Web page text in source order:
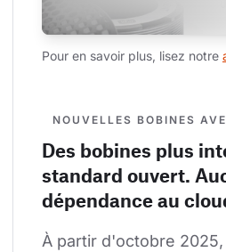
Pour en savoir plus, lisez notre
NOUVELLES BOBINES
Des bobines plus
standard ouvert.
dépendance au
À partir d'octobre